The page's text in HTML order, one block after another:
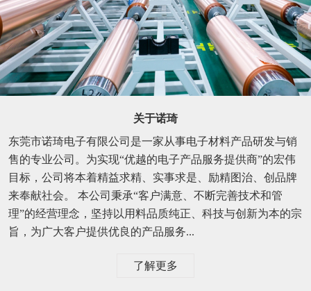
关于诺琦
东莞市诺琦电子有限公司是一家从事电子材料产品研发与销
售的专业公司。为实现“优越的电子产品服务提供商”的宏伟
目标，公司将本着精益求精、实事求是、励精图治、创品牌
来奉献社会。 本公司秉承“客户满意、不断完善技术和管
理”的经营理念，坚持以用料品质纯正、科技与创新为本的宗
旨，为广大客户提供优良的产品服务...
了解更多